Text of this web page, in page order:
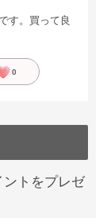
す。買って良
0
トをプレゼ